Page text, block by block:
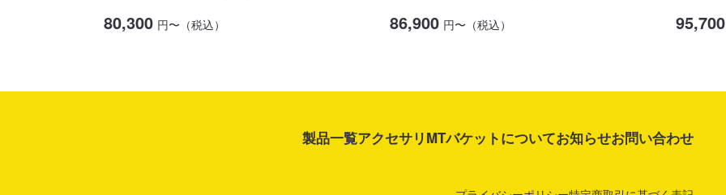
80,300 円〜（税込） 86,900 円〜（税込） 95,700
製品一覧アクセサリMTバケットについてお知らせお問い合わせ